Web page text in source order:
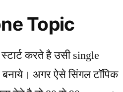
Topic
करते है उसी single
अगर ऐसे सिंगल टॉपिक